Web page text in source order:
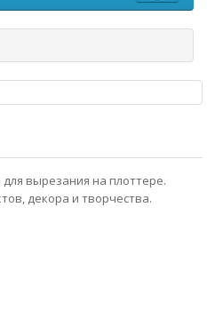
вырезания на плоттере.
декора и творчества.